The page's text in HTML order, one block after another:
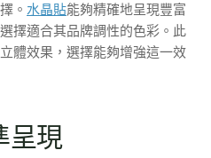
。 水晶貼能夠精確地呈現豐富
擇適合其品牌調性的色彩。此
體效果，選擇能夠增強這一效
呈現